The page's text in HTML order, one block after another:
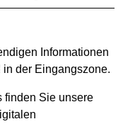
Informationen
in der Eingangszone.
finden Sie unsere